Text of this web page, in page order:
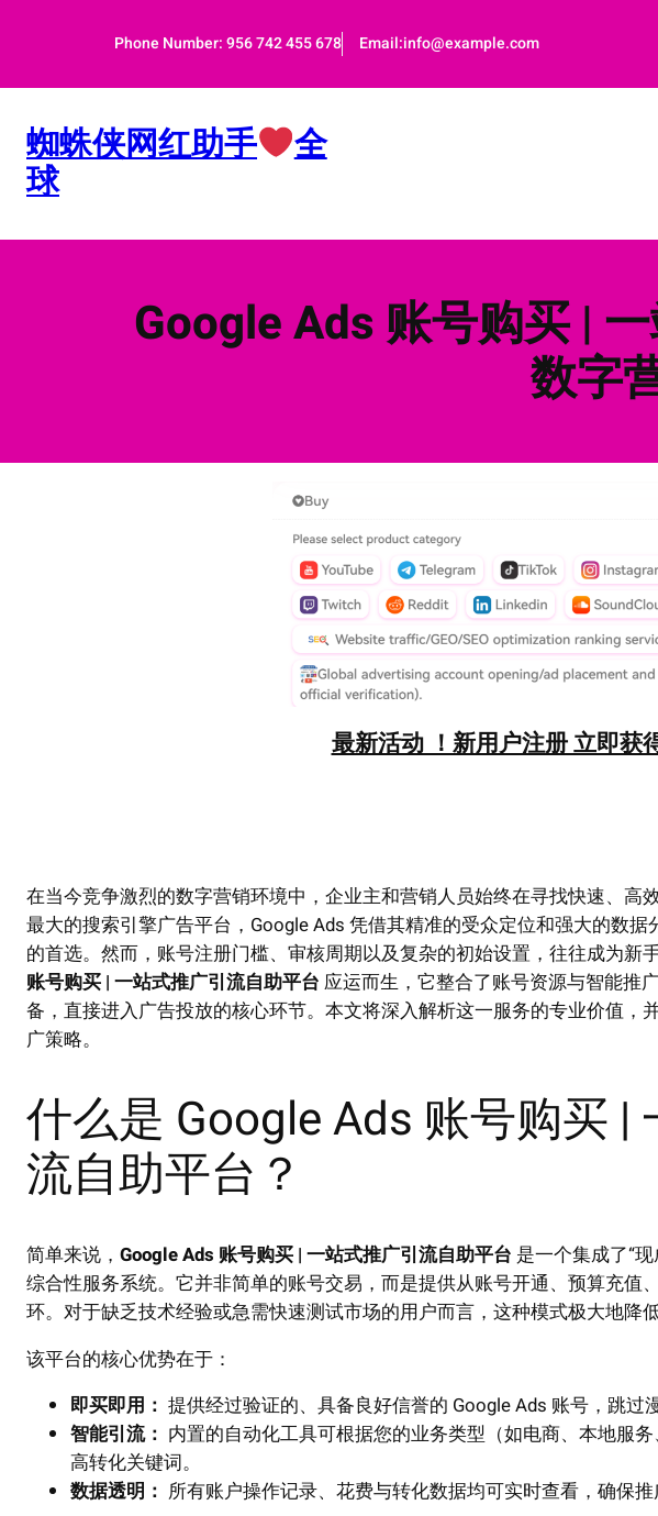
Phone Number: 956 742 455 678 Email:info@example.com
蜘蛛侠网红助手 全
球
Google Ads 账号购买 |
数字
最新活动 ！新用户注册 立即获
在当今竞争激烈的数字营销环境中，企业主和营销人员始终在寻找快速、高
最大的搜索引擎广告平台，Google Ads 凭借其精准的受众定位和强大的数
的首选。然而，账号注册门槛、审核周期以及复杂的初始设置，往往成为新
账号购买 | 一站式推广引流自助平台 应运而生，它整合了账号资源与智能推
备，直接进入广告投放的核心环节。本文将深入解析这一服务的专业价值，
广策略。
什么是 Google Ads 账号购买 |
流自助平台？
简单来说， Google Ads 账号购买 | 一站式推广引流自助平台 是一个集成了“
综合性服务系统。它并非简单的账号交易，而是提供从账号开通、预算充值
环。对于缺乏技术经验或急需快速测试市场的用户而言，这种模式极大地降
该平台的核心优势在于：
即买即用： 提供经过验证的、具备良好信誉的 Google Ads 账号，跳过
智能引流： 内置的自动化工具可根据您的业务类型（如电商、本地服
高转化关键词。
数据透明： 所有账户操作记录、花费与转化数据均可实时查看，确保推